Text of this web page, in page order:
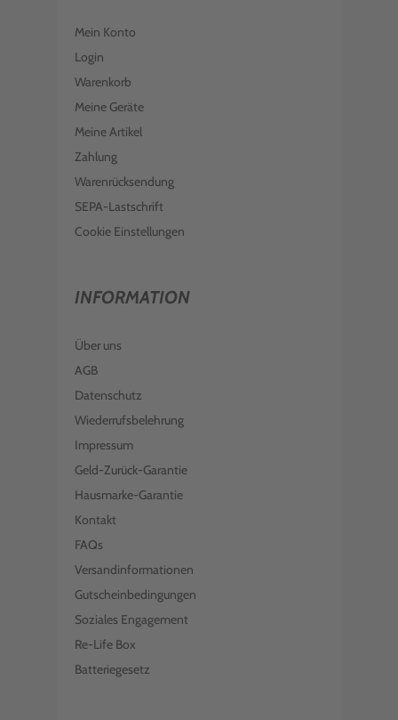
Mein Konto
Login
Warenkorb
Meine Geräte
Meine Artikel
Zahlung
Warenrücksendung
SEPA-Lastschrift
Cookie Einstellungen
INFORMATION
Über uns
AGB
Datenschutz
Wiederrufsbelehrung
Impressum
Geld-Zurück-Garantie
Hausmarke-Garantie
Kontakt
FAQs
Versandinformationen
Gutscheinbedingungen
Soziales Engagement
Re-Life Box
Batteriegesetz